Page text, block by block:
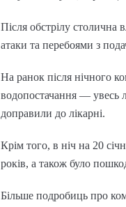
Після обстрілу столична
атаки та перебоями з
На ранок після нічного
водопостачання — увесь
доправили до лікарні.
Крім того, в ніч на 20
років, а також було
Більше подробиць про